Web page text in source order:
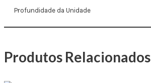
Profundidade da Unidade
Produtos Relacionados